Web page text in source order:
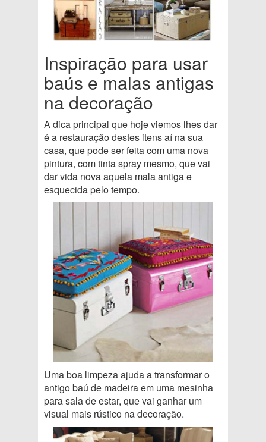
Inspiração para usar
baús e malas antigas
na decoração
A dica principal que hoje viemos lhes dar
é a restauração destes itens aí na sua
casa, que pode ser feita com uma nova
pintura, com tinta spray mesmo, que vai
dar vida nova aquela mala antiga e
esquecida pelo tempo.
Uma boa limpeza ajuda a transformar o
antigo baú de madeira em uma mesinha
para sala de estar, que vai ganhar um
visual mais rústico na decoração.